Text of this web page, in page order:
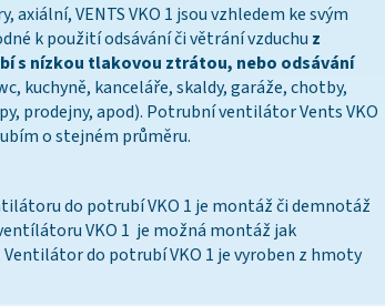
VENTS VKO 1 jsou vzhledem ke svým
k použití odsávání či větrání vzduchu z
s nízkou tlakovou ztrátou, nebo odsávání
kuchyně, kanceláře, skaldy, garáže, chotby,
prodejny, apod). Potrubní ventilátor Vents VKO
o stejném průměru.
do potrubí VKO 1 je montáž či demnotáž
VKO 1 je možná montáž jak
do potrubí VKO 1 je vyroben z hmoty